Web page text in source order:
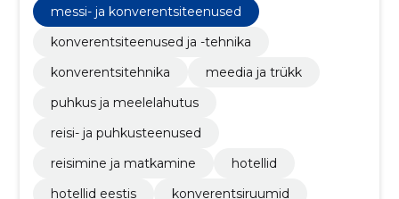
Hotellid Eestis, Konverentsiruumid,
Konverentsiteenused ja tehnika
messi- ja konverentsiteenused
konverentsiteenused ja -tehnika
konverentsitehnika
meedia ja trükk
puhkus ja meelelahutus
reisi- ja puhkusteenused
reisimine ja matkamine
hotellid
hotellid eestis
konverentsiruumid